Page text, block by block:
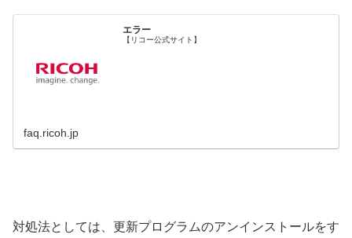
エラー
【リコー公式サイト】
faq.ricoh.jp
対処法としては、更新プログラムのアンインストールをす